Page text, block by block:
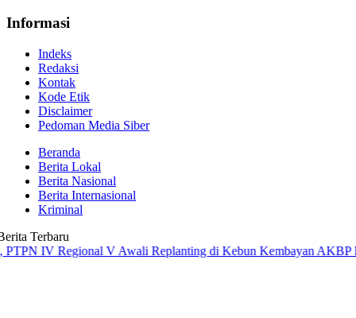
Informasi
Indeks
Redaksi
Kontak
Kode Etik
Disclaimer
Pedoman Media Siber
Beranda
Berita Lokal
Berita Nasional
Berita Internasional
Kriminal
Terbaru
V Awali Replanting di Kebun Kembayan AKBP Rensa S.